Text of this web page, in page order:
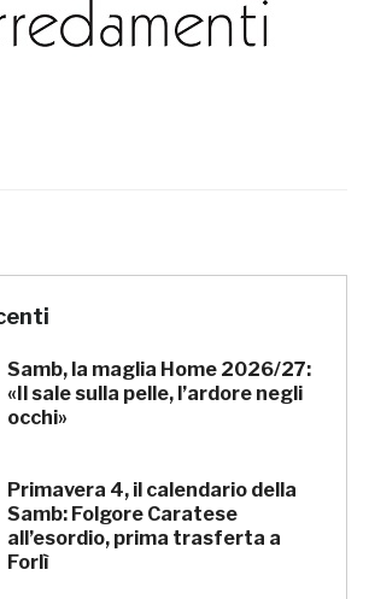
Samb, la maglia Home 2026/27:
«Il sale sulla pelle, l’ardore negli
occhi»
Primavera 4, il calendario della
Samb: Folgore Caratese
all’esordio, prima trasferta a
Forlì